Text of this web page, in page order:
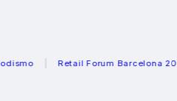
Retail Forum Barcelona 2026